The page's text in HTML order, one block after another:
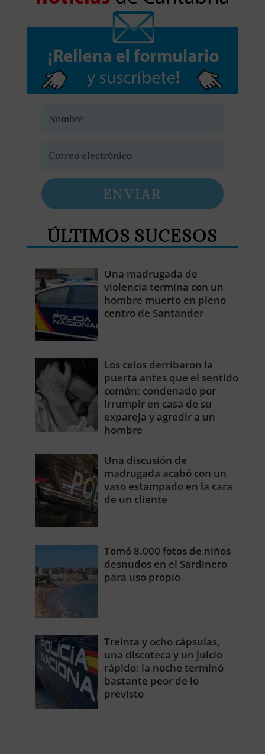
ENVIAR
ÚLTIMOS SUCESOS
Una madrugada de
violencia termina con un
hombre muerto en pleno
centro de Santander
Los celos derribaron la
puerta antes que el sentido
común: condenado por
irrumpir en casa de su
expareja y agredir a un
hombre
Una discusión de
madrugada acabó con un
vaso estampado en la cara
de un cliente
Tomó 8.000 fotos de niños
desnudos en el Sardinero
para uso propio
Treinta y ocho cápsulas,
una discoteca y un juicio
rápido: la noche terminó
bastante peor de lo
previsto